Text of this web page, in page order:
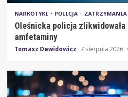
NARKOTYKI POLICJA ZATRZYMANIA
Oleśnicka policja
amfetaminy
Tomasz Dawidowicz 7 sierpnia 2026